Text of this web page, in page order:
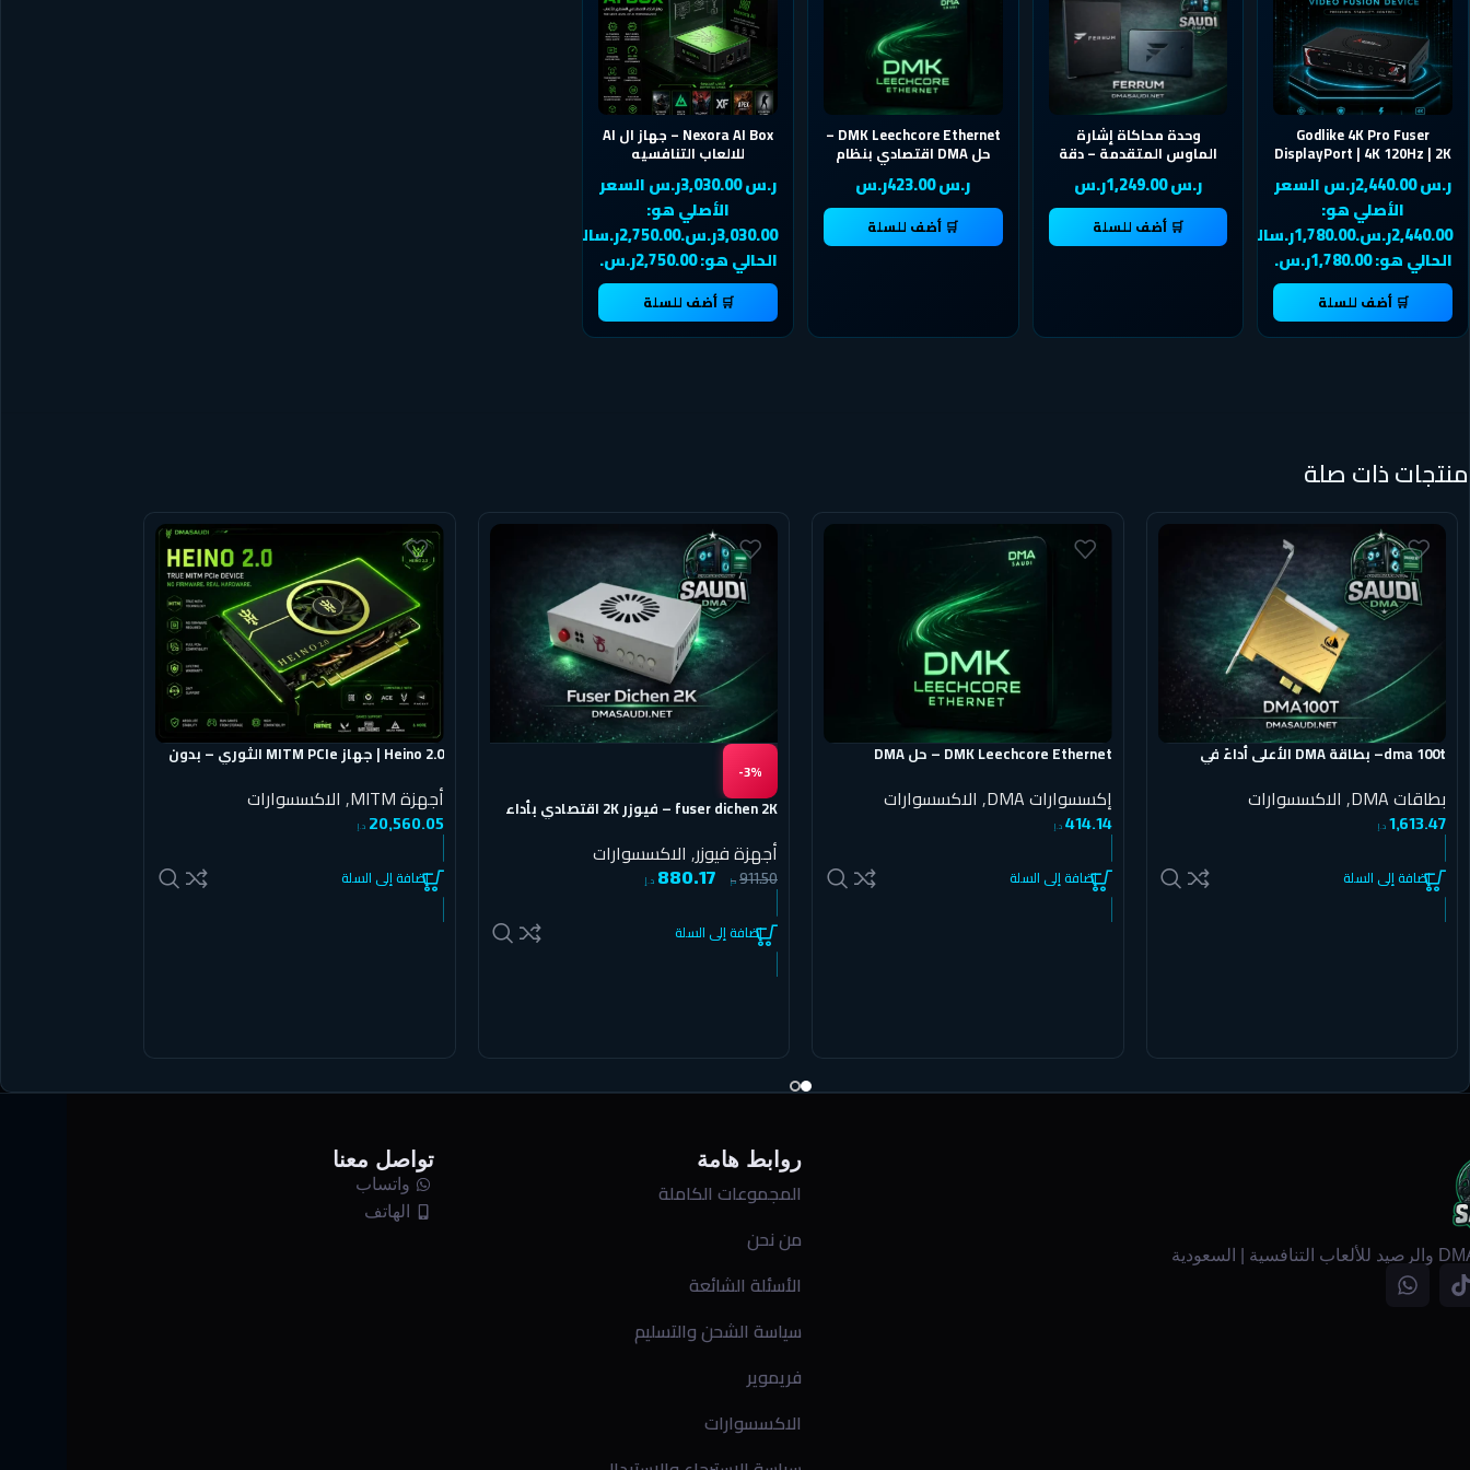
Godlike 4K Pro Fuser
DisplayPort | 4K 120Hz | 2K
240Hz | 1080P 360Hz
ر.س 2,440.00ر.س السعر
الأصلي هو:
2,440.00ر.س.1,780.00ر.سالسعر
الحالي هو: 1,780.00ر.س.
🛒 أضف للسلة
وحدة محاكاة إشارة
الماوس المتقدمة – دقة
عالية لإعدادات DMA
ر.س 1,249.00ر.س
🛒 أضف للسلة
DMK Leechcore Ethernet –
حل DMA اقتصادي بنظام
جهازين عبر الشبكة
ر.س 423.00ر.س
🛒 أضف للسلة
Nexora AI Box – جهاز ال AI
للالعاب التنافسيه
ر.س 3,030.00ر.س السعر
الأصلي هو:
3,030.00ر.س.2,750.00ر.سالسعر
الحالي هو: 2,750.00ر.س.
🛒 أضف للسلة
منتجات ذات صلة
dma 100t– بطاقة DMA الأعلى أداءً في
بطاقات DMA , الاكسسوارات
1,613.47 د.إ
إضافة إلى السلة
DMK Leechcore Ethernet – حل DMA
إكسسوارات DMA , الاكسسوارات
414.14 د.إ
إضافة إلى السلة
-3%
fuser dichen 2K – فيوزر 2K اقتصادي بأداء
أجهزة فيوزر, الاكسسوارات
911.50 د.إ 880.17 د.إ
إضافة إلى السلة
Heino 2.0 | جهاز MITM PCIe الثوري – بدون
أجهزة MITM , الاكسسوارات
20,560.05 د.إ
إضافة إلى السلة
روابط هامة
المجموعات الكاملة
من نحن
الأسئلة الشائعة
سياسة الشحن والتسليم
فريموير
الاكسسوارات
تواصل معنا
واتساب
الهاتف